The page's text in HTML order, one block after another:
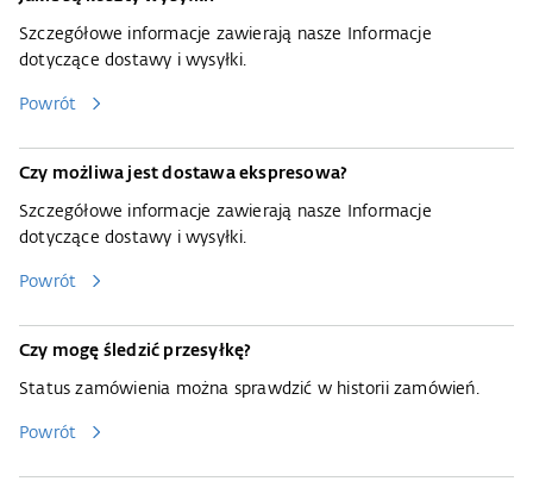
Szczegółowe informacje zawierają nasze
Informacje
dotyczące dostawy i wysyłki.
Powrót
Czy możliwa jest dostawa ekspresowa?
Szczegółowe informacje zawierają nasze
Informacje
dotyczące dostawy i wysyłki.
Powrót
Czy mogę śledzić przesyłkę?
Status zamówienia można sprawdzić w historii zamówień.
Powrót